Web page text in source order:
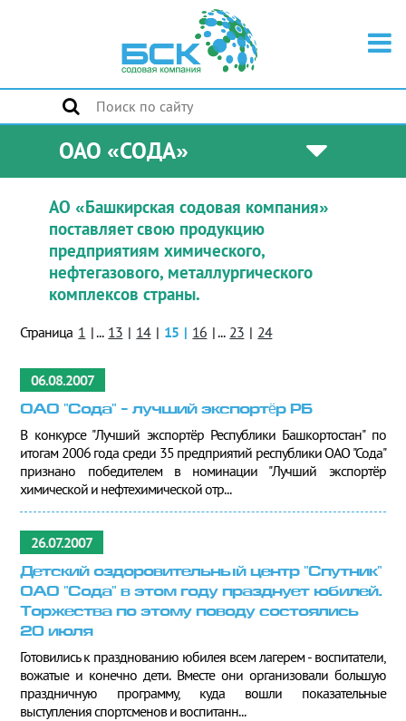
ОАО «СОДА»
АО «Башкирская содовая компания»
поставляет свою продукцию
предприятиям химического,
нефтегазового, металлургического
комплексов страны.
Страница 1 | ... 13 | 14 | 15 | 16 | ... 23 | 24
06.08.2007
ОАО "Сода" - лучший экспортёр РБ
В конкурсе "Лучший экспортёр Республики Башкортостан" по
итогам 2006 года среди 35 предприятий республики ОАО "Сода"
признано победителем в номинации "Лучший экспортёр
химической и нефтехимической отр...
26.07.2007
Детский оздоровительный центр "Спутник"
ОАО "Сода" в этом году празднует юбилей.
Торжества по этому поводу состоялись
20 июля
Готовились к празднованию юбилея всем лагерем - воспитатели,
вожатые и конечно дети. Вместе они организовали большую
праздничную программу, куда вошли показательные
выступления спортсменов и воспитанн...